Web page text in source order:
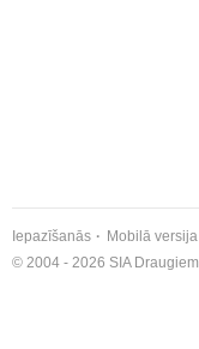
Iepazīšanās Mobilā versija
© 2004 - 2026 SIA Draugiem